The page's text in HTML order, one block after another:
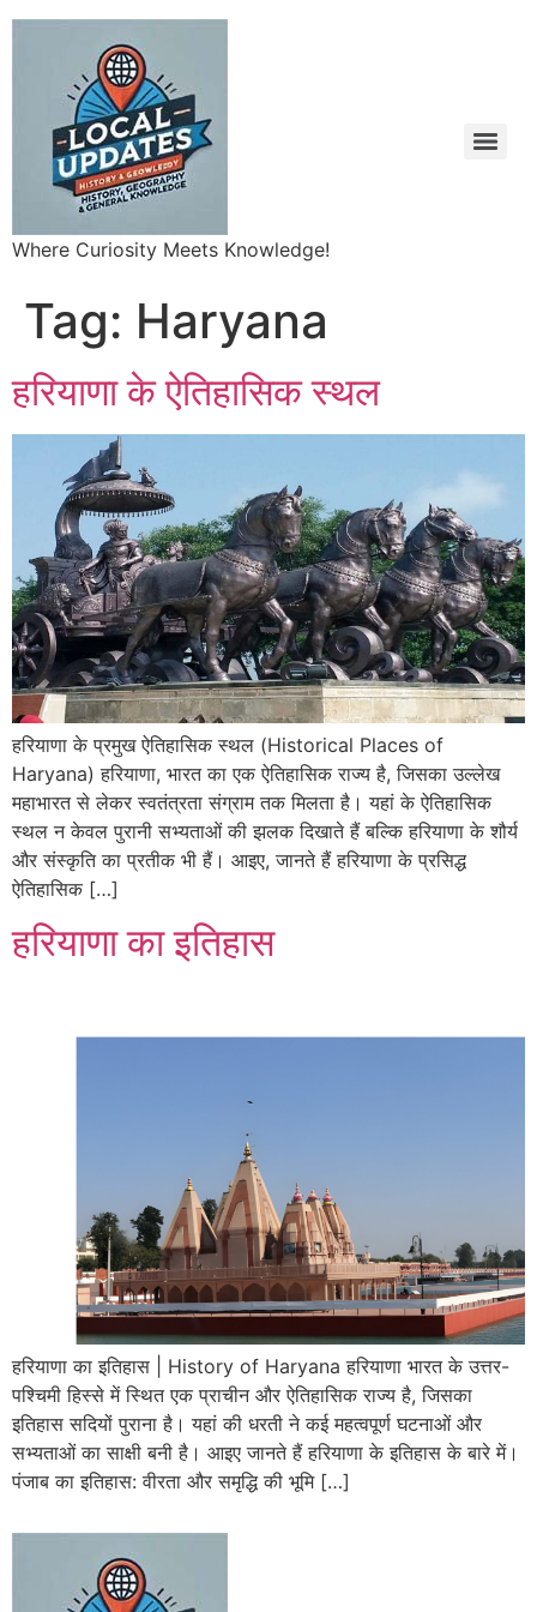
Where Curiosity Meets Knowledge!
Tag: Haryana
हरियाणा के ऐतिहासिक स्थल
हरियाणा के प्रमुख ऐतिहासिक स्थल (Historical Places of
Haryana) हरियाणा, भारत का एक ऐतिहासिक राज्य है, जिसका उल्लेख
महाभारत से लेकर स्वतंत्रता संग्राम तक मिलता है। यहां के ऐतिहासिक
स्थल न केवल पुरानी सभ्यताओं की झलक दिखाते हैं बल्कि हरियाणा के शौर्य
और संस्कृति का प्रतीक भी हैं। आइए, जानते हैं हरियाणा के प्रसिद्ध
ऐतिहासिक […]
हरियाणा का इतिहास
हरियाणा का इतिहास | History of Haryana हरियाणा भारत के उत्तर-
पश्चिमी हिस्से में स्थित एक प्राचीन और ऐतिहासिक राज्य है, जिसका
इतिहास सदियों पुराना है। यहां की धरती ने कई महत्वपूर्ण घटनाओं और
सभ्यताओं का साक्षी बनी है। आइए जानते हैं हरियाणा के इतिहास के बारे में।
पंजाब का इतिहास: वीरता और समृद्धि की भूमि […]